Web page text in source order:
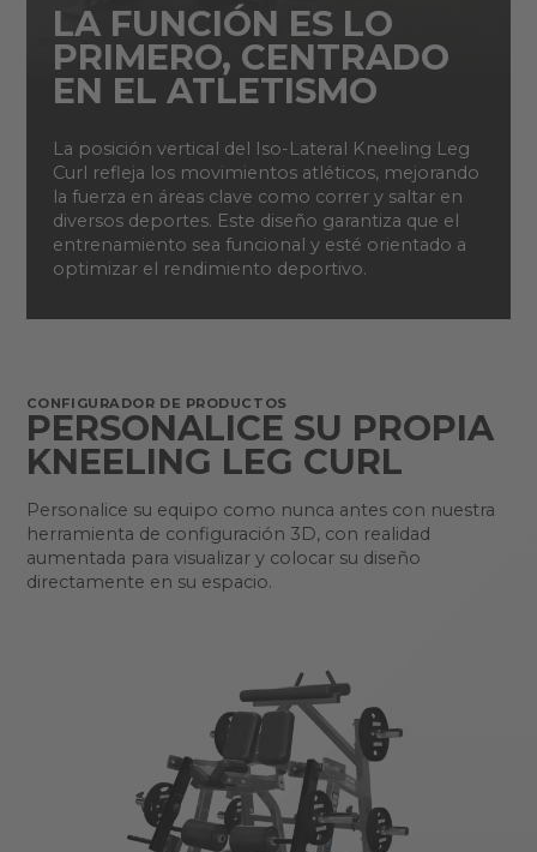
LA FUNCIÓN ES LO
PRIMERO, CENTRADO
EN EL ATLETISMO
La posición vertical del Iso-Lateral Kneeling Leg
Curl refleja los movimientos atléticos, mejorando
la fuerza en áreas clave como correr y saltar en
diversos deportes. Este diseño garantiza que el
entrenamiento sea funcional y esté orientado a
optimizar el rendimiento deportivo.
CONFIGURADOR DE PRODUCTOS
PERSONALICE SU PROPIA
KNEELING LEG CURL
Personalice su equipo como nunca antes con nuestra
herramienta de configuración 3D, con realidad
aumentada para visualizar y colocar su diseño
directamente en su espacio.